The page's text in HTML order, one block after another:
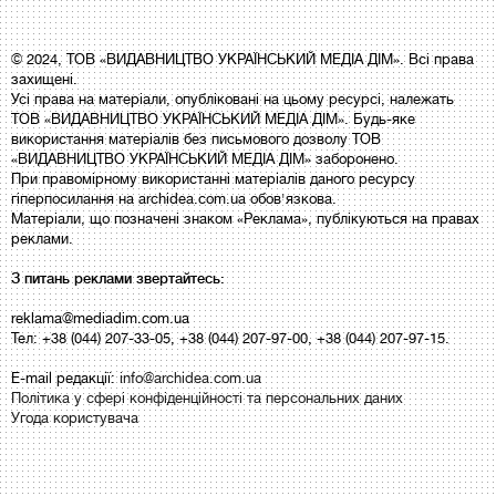
© 2024, ТОВ «ВИДАВНИЦТВО УКРАЇНСЬКИЙ МЕДІА ДІМ». Всі права
захищені.
Усі права на матеріали, опубліковані на цьому ресурсі, належать
ТОВ «ВИДАВНИЦТВО УКРАЇНСЬКИЙ МЕДІА ДІМ». Будь-яке
використання матеріалів без письмового дозволу ТОВ
«ВИДАВНИЦТВО УКРАЇНСЬКИЙ МЕДІА ДІМ» заборонено.
При правомірному використанні матеріалів даного ресурсу
гіперпосилання на archidea.com.ua обов'язкова.
Матеріали, що позначені знаком «Реклама», публікуються на правах
реклами.
З питань реклами звертайтесь:
reklama@mediadim.com.ua
Тел: +38 (044) 207-33-05, +38 (044) 207-97-00, +38 (044) 207-97-15.
E-mail редакції:info@archidea.com.ua
Політика у сфері конфіденційності та персональних даних
Угода користувача